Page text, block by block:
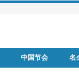
中国节会 名